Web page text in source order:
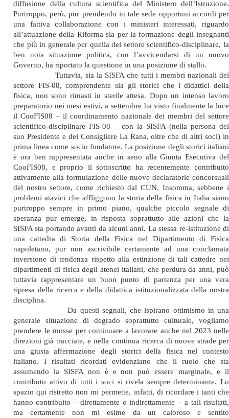
diffusione della cultura scientifica del Ministero dell’Istruzione.
Purtroppo, però, pur prendendo in tale sede opportuni accordi per
una fattiva collaborazione con i ministeri interessati, riguardo
all’attuazione della Riforma sia per la formazione degli insegnanti
che più in generale per quella del settore scientifico-disciplinare, la
ben nota situazione politica, con l’avvicendarsi di un nuovo
Governo, ha riportato la questione in una posizione di stallo.
Tuttavia, sia la SISFA che tutti i membri nazionali del
settore FIS-08, comprendente sia gli storici che i didattici della
fisica, non sono rimasti in sterile attesa. Dopo un intenso lavoro
preparatorio nei mesi estivi, a settembre ha visto finalmente la luce
il CooFIS08 – il coordinamento nazionale dei membri del settore
scientifico-disciplinare FIS-08 – con la SISFA (nella persona del
suo Presidente e del Consigliere La Rana, oltre che di altri soci) in
prima linea come socio fondatore. La posizione degli storici italiani
è ora ben rappresentata anche in seno alla Giunta Esecutiva del
CooFIS08, e proprio il sottoscritto ha recentemente contribuito
attivamente alla formulazione delle nuove declaratorie concorsuali
del nostro settore, come richiesto dal CUN. Insomma, sebbene i
problemi atavici che affliggono la storia della fisica in Italia siano
purtroppo sempre in primo piano, qualche piccolo segnale di
speranza pur emerge, in risposta soprattutto alle azioni che la
SISFA sta portando avanti da alcuni anni. La stessa re-istituzione di
una cattedra di Storia della Fisica nel Dipartimento di Fisica
napoletano, pur non ascrivibile certamente ad una conclamata
inversione di tendenza rispetto alla estinzione di tali cattedre nei
dipartimenti di fisica degli atenei italiani, che perdura da anni, può
tuttavia rappresentare un buon punto di partenza per una vera
ripresa della ricerca e della didattica istituzionalizzata della nostra
disciplina.
Da questi segnali, che ispirano ottimismo in una
generale situazione di degrado soprattutto culturale, vogliamo
prendere le mosse per continuare a lavorare anche nel 2023 nelle
direzioni già tracciate, e nella continua ricerca di nuove strade per
una giusta affermazione degli storici della fisica nel contesto
italiano. I risultati ricordati evidenziano che il ruolo che sta
assumendo la SISFA non è e non può essere marginale, e il
contributo attivo di tutti i soci si rivela sempre determinante. Lo
spazio qui ristretto non mi permette, infatti, di ricordare i tanti che
hanno contribuito – direttamente o indirettamente – a tali risultati,
ma certamente non mi esime da un caloroso e sentito